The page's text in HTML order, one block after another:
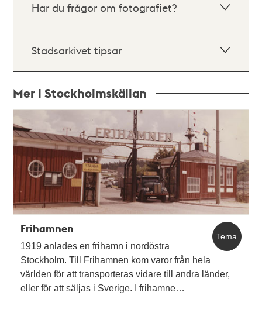
Har du frågor om fotografiet?
Stadsarkivet tipsar
Mer i Stockholmskällan
poster
och
teman
Tema
Frihamnen
1919 anlades en frihamn i nordöstra
Stockholm. Till Frihamnen kom varor från hela
världen för att transporteras vidare till andra länder,
eller för att säljas i Sverige. I frihamne…